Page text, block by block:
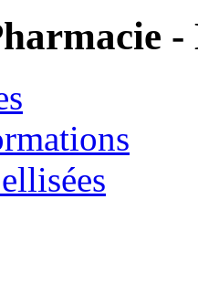
-